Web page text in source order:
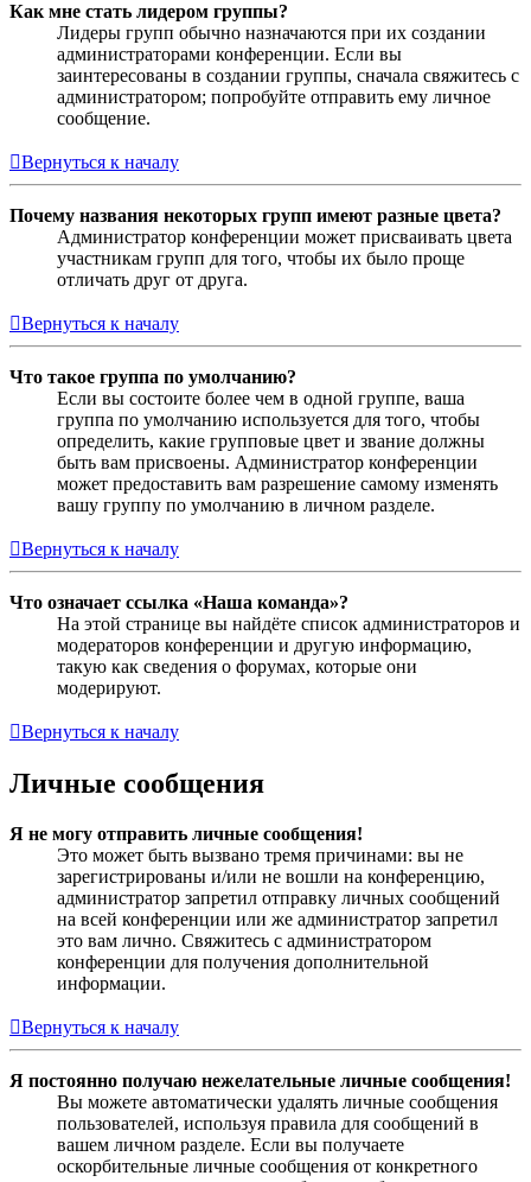
Как мне стать лидером группы?
Лидеры групп обычно назначаются при их создании
администраторами конференции. Если вы
заинтересованы в создании группы, сначала свяжитесь с
администратором; попробуйте отправить ему личное
сообщение.
Вернуться к началу
Почему названия некоторых групп имеют разные цвета?
Администратор конференции может присваивать цвета
участникам групп для того, чтобы их было проще
отличать друг от друга.
Вернуться к началу
Что такое группа по умолчанию?
Если вы состоите более чем в одной группе, ваша
группа по умолчанию используется для того, чтобы
определить, какие групповые цвет и звание должны
быть вам присвоены. Администратор конференции
может предоставить вам разрешение самому изменять
вашу группу по умолчанию в личном разделе.
Вернуться к началу
Что означает ссылка «Наша команда»?
На этой странице вы найдёте список администраторов и
модераторов конференции и другую информацию,
такую как сведения о форумах, которые они
модерируют.
Вернуться к началу
Личные сообщения
Я не могу отправить личные сообщения!
Это может быть вызвано тремя причинами: вы не
зарегистрированы и/или не вошли на конференцию,
администратор запретил отправку личных сообщений
на всей конференции или же администратор запретил
это вам лично. Свяжитесь с администратором
конференции для получения дополнительной
информации.
Вернуться к началу
Я постоянно получаю нежелательные личные сообщения!
Вы можете автоматически удалять личные сообщения
пользователей, используя правила для сообщений в
вашем личном разделе. Если вы получаете
оскорбительные личные сообщения от конкретного